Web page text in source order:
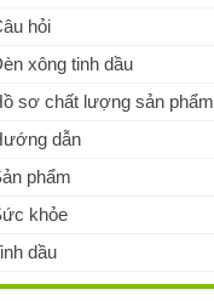
hỏi
xông tinh dầu
sơ chất lượng sản phẩm
dẫn
phẩm
khỏe
dầu